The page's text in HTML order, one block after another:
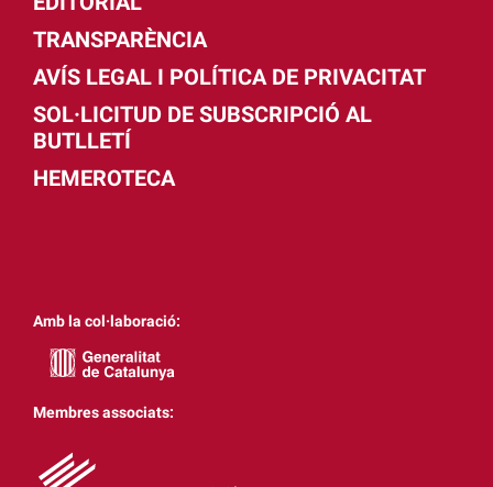
TRANSPARÈNCIA
AVÍS LEGAL I POLÍTICA DE PRIVACITAT
SOL·LICITUD DE SUBSCRIPCIÓ AL
BUTLLETÍ
HEMEROTECA
Amb la col·laboració:
Membres associats: